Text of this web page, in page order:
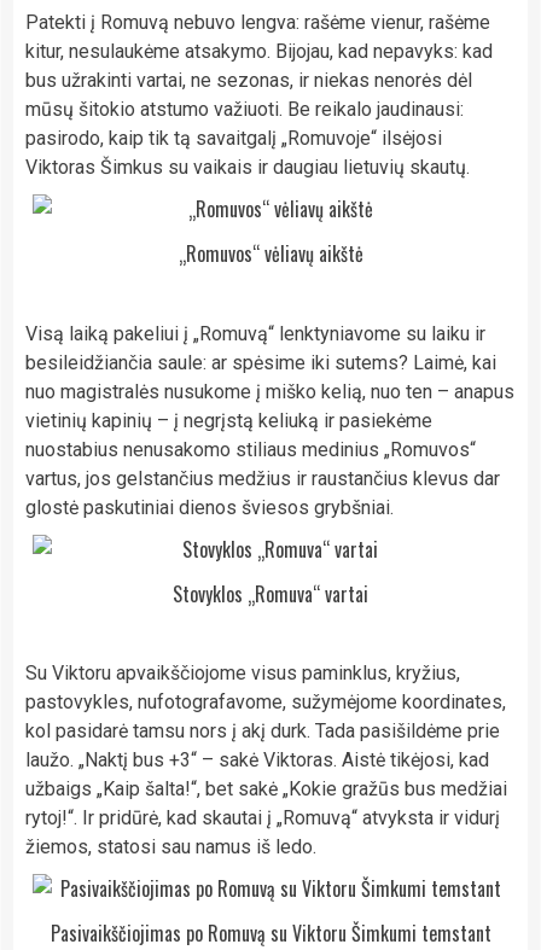
Patekti į Romuvą nebuvo lengva: rašėme vienur, rašėme
kitur, nesulaukėme atsakymo. Bijojau, kad nepavyks: kad
bus užrakinti vartai, ne sezonas, ir niekas nenorės dėl
mūsų šitokio atstumo važiuoti. Be reikalo jaudinausi:
pasirodo, kaip tik tą savaitgalį „Romuvoje“ ilsėjosi
Viktoras Šimkus su vaikais ir daugiau lietuvių skautų.
„Romuvos“ vėliavų aikštė
Visą laiką pakeliui į „Romuvą“ lenktyniavome su laiku ir
besileidžiančia saule: ar spėsime iki sutems? Laimė, kai
nuo magistralės nusukome į miško kelią, nuo ten – anapus
vietinių kapinių – į negrįstą keliuką ir pasiekėme
nuostabius nenusakomo stiliaus medinius „Romuvos“
vartus, jos gelstančius medžius ir raustančius klevus dar
glostė paskutiniai dienos šviesos grybšniai.
Stovyklos „Romuva“ vartai
Su Viktoru apvaikščiojome visus paminklus, kryžius,
pastovykles, nufotografavome, sužymėjome koordinates,
kol pasidarė tamsu nors į akį durk. Tada pasišildėme prie
laužo. „Naktį bus +3“ – sakė Viktoras. Aistė tikėjosi, kad
užbaigs „Kaip šalta!“, bet sakė „Kokie gražūs bus medžiai
rytoj!“. Ir pridūrė, kad skautai į „Romuvą“ atvyksta ir vidurį
žiemos, statosi sau namus iš ledo.
Pasivaikščiojimas po Romuvą su Viktoru Šimkumi temstant